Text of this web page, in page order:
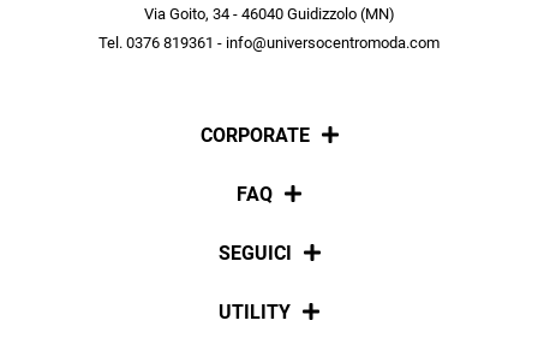
Via Goito, 34 - 46040 Guidizzolo (MN)
Tel. 0376 819361 - info@universocentromoda.com
CORPORATE
Chi siamo
FAQ
Pagamenti
SEGUICI
Social
UTILITY
scopri in anteprima le offerte in esclusiva a te riservate.
ISCRIVITI